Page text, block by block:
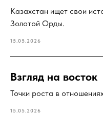
Казахстан ищет свои
Золотой Орды.
15.05.2026
Взгляд на восток
Точки роста в
15.05.2026